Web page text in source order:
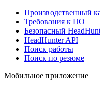
Производственный
Требования к ПО
Безопасный
HeadHunter API
Поиск работы
Поиск по резюме
Мобильное приложение